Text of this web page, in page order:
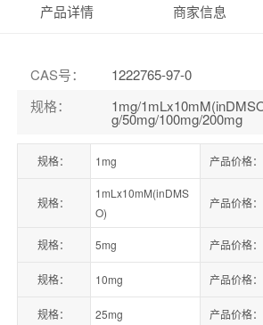
产品详情 商家信息
CAS号：
1222765-97-0
规格： 1mg/
g/50mg/100mg/200mg
规格： 1mg 产品价格：
规格：
1mLx10mM(inDMS
O)
产品价格：
规格： 5mg 产品价格：
规格： 10mg 产品价格：
规格： 25mg 产品价格：